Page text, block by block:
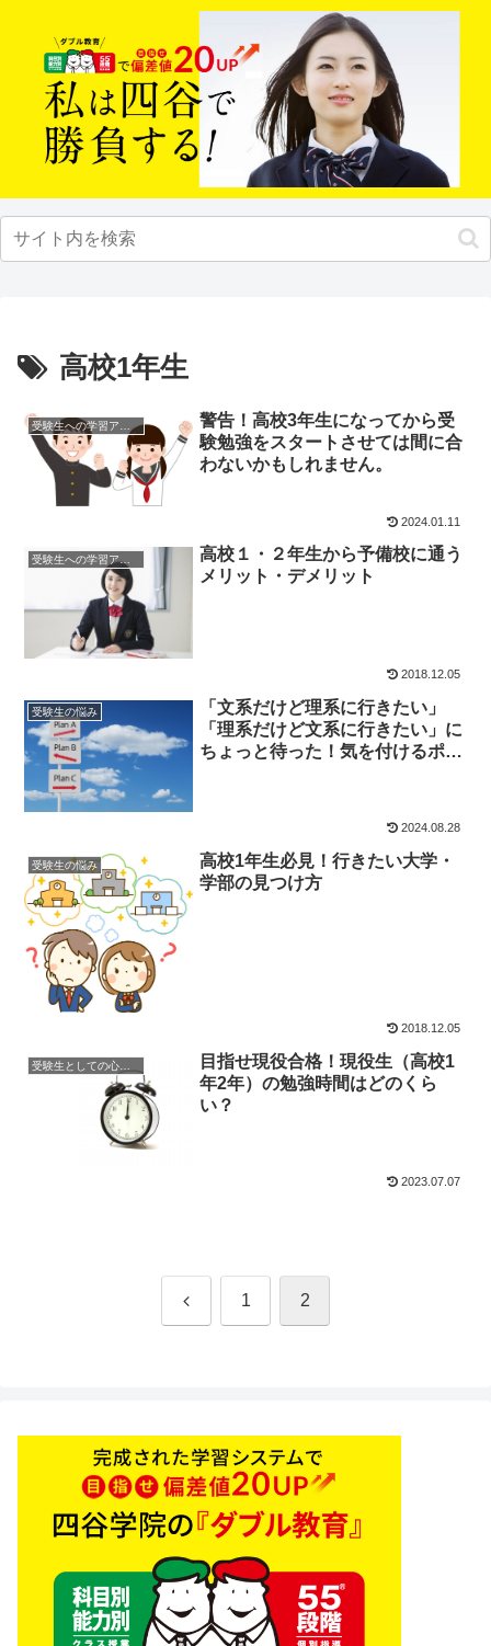
高校1年生
警告！高校3年生になってから受
験勉強をスタートさせては間に合
わないかもしれません。
2024.01.11
受験生への学習アドバイス
高校１・２年生から予備校に通う
メリット・デメリット
2018.12.05
受験生の悩み
「文系だけど理系に行きたい」
「理系だけど文系に行きたい」に
ちょっと待った！気を付けるポイ
2024.08.28
受験生の悩み
高校1年生必見！行きたい大学・
学部の見つけ方
2018.12.05
受験生としての心構え
目指せ現役合格！現役生（高校1
年2年）の勉強時間はどのくら
い？
2023.07.07
前 1 2